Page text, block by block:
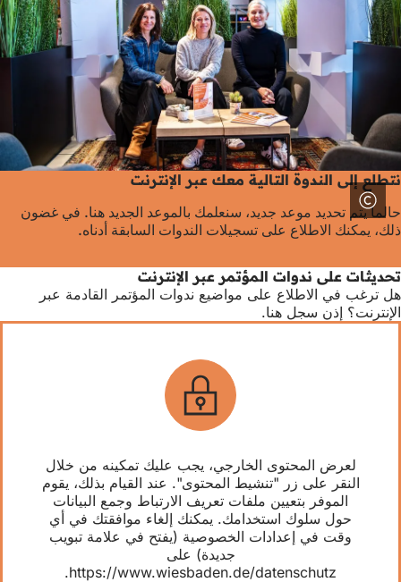
نتطلع إلى الندوة التالية معك عبر الإنترنت
حالما يتم تحديد موعد جديد، سنعلمك بالموعد الجديد هنا. في غضون
ذلك، يمكنك الاطلاع على تسجيلات الندوات السابقة أدناه.
تحديثات على ندوات المؤتمر عبر الإنترنت
هل ترغب في الاطلاع على مواضيع ندوات المؤتمر القادمة عبر
الإنترنت؟ إذن سجل هنا.
لعرض المحتوى الخارجي، يجب عليك تمكينه من خلال
النقر على زر "تنشيط المحتوى". عند القيام بذلك، يقوم
الموفر بتعيين ملفات تعريف الارتباط وجمع البيانات
حول سلوك استخدامك. يمكنك إلغاء موافقتك في أي
وقت في إعدادات الخصوصية (يفتح في علامة تبويب
جديدة) على
https://www.wiesbaden.de/datenschutz.